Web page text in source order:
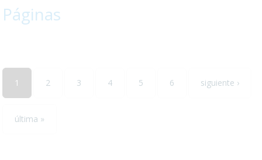
Páginas
1 2 3 4 5 6 siguiente ›
última »